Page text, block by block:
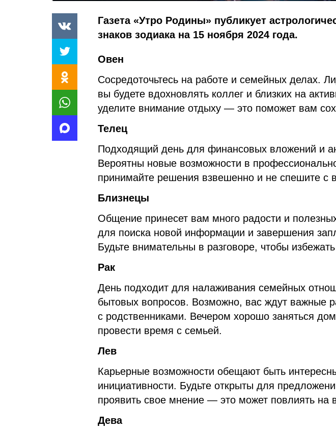
Газета «Утро Родины» публикует
знаков зодиака на 15 ноября 2024 года.
Овен
Сосредоточьтесь на работе и семейных делах.
вы будете вдохновлять коллег и близких на
уделите внимание отдыху — это поможет вам
Телец
Подходящий день для финансовых вложений и
Вероятны новые возможности в
принимайте решения взвешенно и не спешите с
Близнецы
Общение принесет вам много радости и
для поиска новой информации и завершения
Будьте внимательны в разговоре, чтобы
Рак
День подходит для налаживания семейных
бытовых вопросов. Возможно, вас ждут важные
с родственниками. Вечером хорошо заняться
провести время с семьей.
Лев
Карьерные возможности обещают быть
инициативности. Будьте открыты для
проявить свое мнение — это может повлиять на
Дева